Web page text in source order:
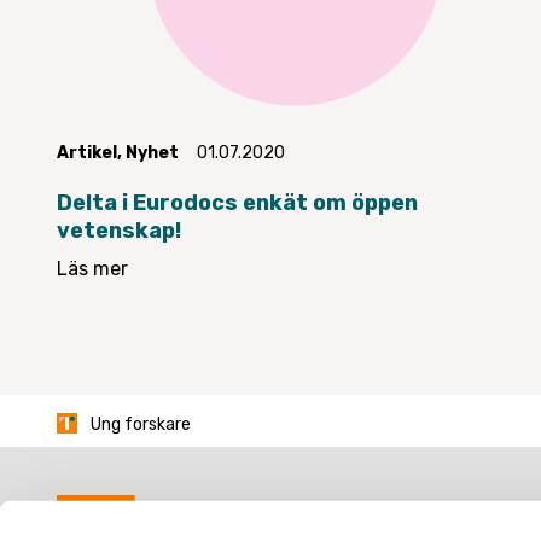
Artikel , Nyhet 01.07.2020
Delta i Eurodocs enkät om öppen
vetenskap!
Läs mer
Ung forskare